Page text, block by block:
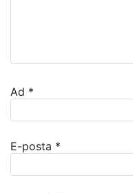
Ad *
E-posta *